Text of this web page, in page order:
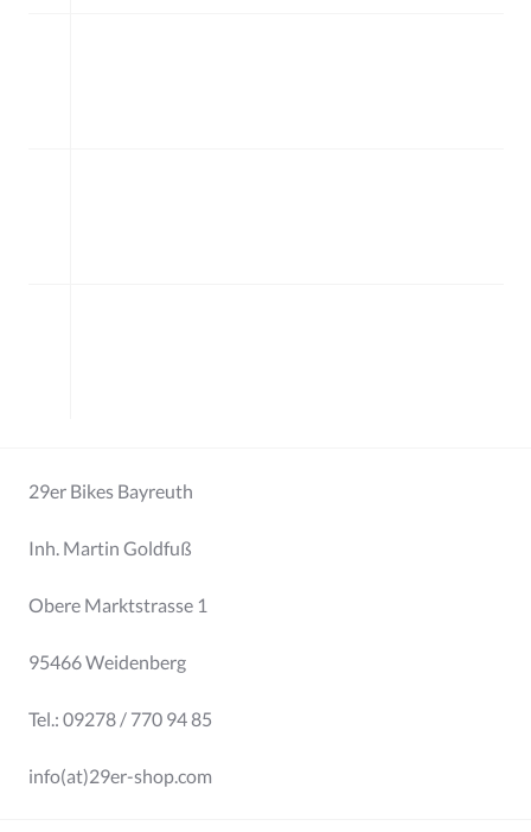
29er Bikes Bayreuth
Inh. Martin Goldfuß
Obere Marktstrasse 1
95466 Weidenberg
Tel.: 09278 / 770 94 85
info(at)29er-shop.com